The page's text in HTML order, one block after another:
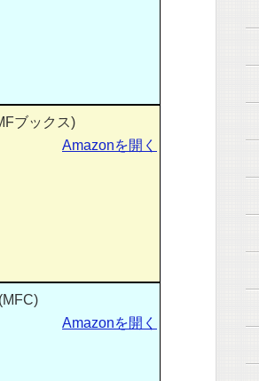
ブックス)
Amazonを開く
Amazonを開く